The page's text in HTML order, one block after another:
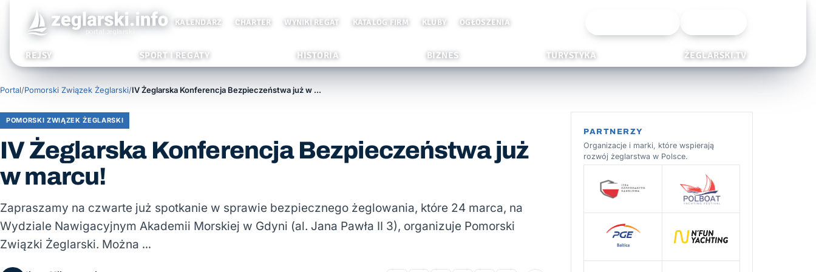
KALENDARZ CHARTER WYNIKI REGAT KATALOG FIRM KLUBY OGŁOSZENIA
REJSY SPORT I REGATY HISTORIA BIZNES TURYSTYKA ŻEGLARSKI.TV
Portal/Pomorski Związek Żeglarski/ IV Żeglarska Konferencja Bezpieczeństwa już w marcu!
POMORSKI ZWIĄZEK ŻEGLARSKI
IV Żeglarska Konferencja Bezpieczeństwa już
w marcu!
Zapraszamy na czwarte już spotkanie w sprawie bezpiecznego żeglowania, które 24 marca, na
Wydziale Nawigacyjnym Akademii Morskiej w Gdyni (al. Jana Pawła II 3), organizuje Pomorski
Związki Żeglarski. Można …
PARTNERZY
Organizacje i marki, które wspierają
rozwój żeglarstwa w Polsce.